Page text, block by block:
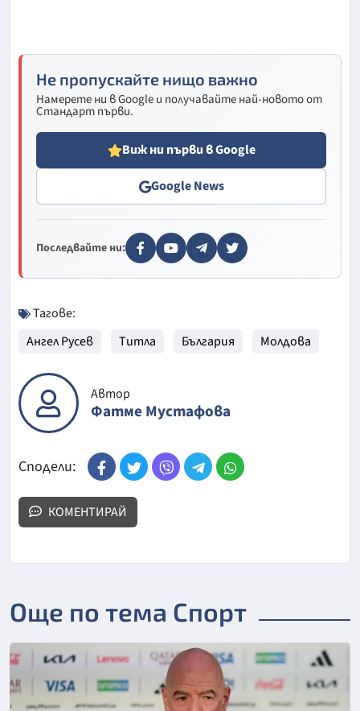
Не пропускайте нищо важно
Намерете ни в Google и получавайте най-новото от
Стандарт първи.
Виж ни първи в Google
Google News
Последвайте ни:
Тагове:
Ангел Русев
Титла България Молдова
Автор
Фатме Мустафова
Сподели:
КОМЕНТИРАЙ
Още по тема Спорт